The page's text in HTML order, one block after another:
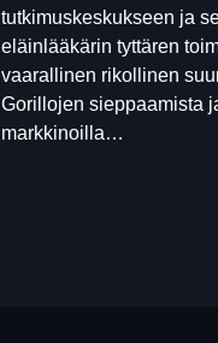
tutkimuskeskukseen ja
eläinlääkärin tyttären
vaarallinen rikollinen
Gorillojen sieppaamista
markkinoilla…